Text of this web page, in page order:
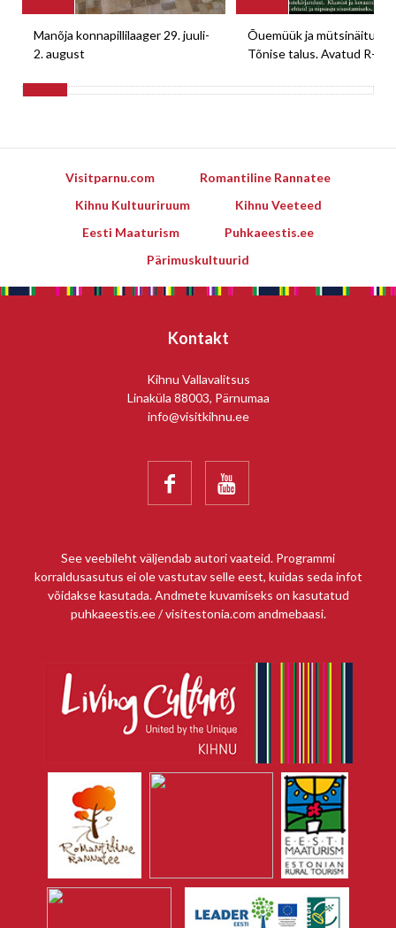
Manõja konnapillilaager 29. juuli-
2. august
Õuemüük ja mütsinäitus
Tõnise talus. Avatud R-E
Visitparnu.com
Romantiline Rannatee
Kihnu Kultuuriruum
Kihnu Veeteed
Eesti Maaturism
Puhkaeestis.ee
Pärimuskultuurid
Kontakt
Kihnu Vallavalitsus
Linaküla 88003, Pärnumaa
info@visitkihnu.ee
 
See veebileht väljendab autori vaateid. Programmi
korraldusasutus ei ole vastutav selle eest, kuidas seda infot
võidakse kasutada. Andmete kuvamiseks on kasutatud
puhkaeestis.ee / visitestonia.com andmebaasi.